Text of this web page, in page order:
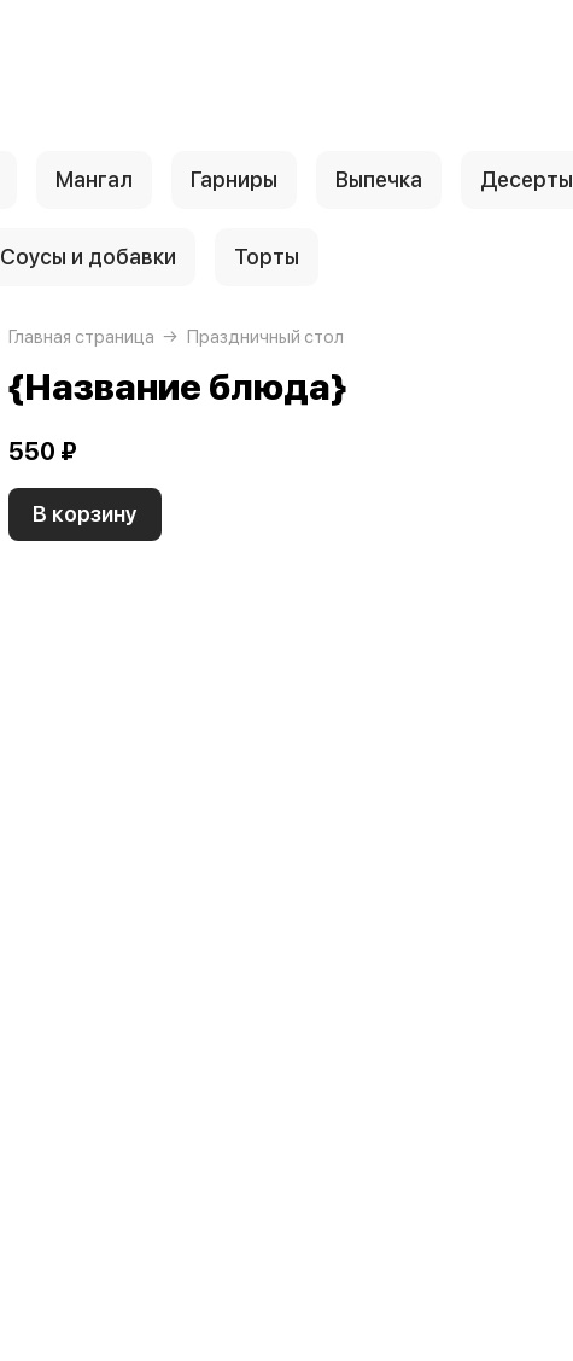
Мангал Гарниры Выпечка Десерты
Соусы и добавки Торты
Главная страница Праздничный стол
{Название блюда}
550 ₽
В корзину